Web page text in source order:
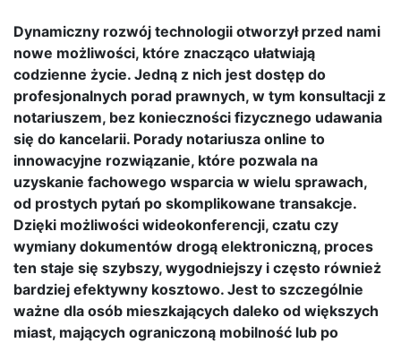
Dynamiczny rozwój technologii otworzył przed nami
nowe możliwości, które znacząco ułatwiają
codzienne życie. Jedną z nich jest dostęp do
profesjonalnych porad prawnych, w tym konsultacji z
notariuszem, bez konieczności fizycznego udawania
się do kancelarii. Porady notariusza online to
innowacyjne rozwiązanie, które pozwala na
uzyskanie fachowego wsparcia w wielu sprawach,
od prostych pytań po skomplikowane transakcje.
Dzięki możliwości wideokonferencji, czatu czy
wymiany dokumentów drogą elektroniczną, proces
ten staje się szybszy, wygodniejszy i często również
bardziej efektywny kosztowo. Jest to szczególnie
ważne dla osób mieszkających daleko od większych
miast, mających ograniczoną mobilność lub po